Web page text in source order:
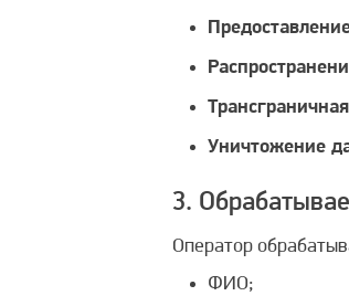
Уничтожение
3.
Оператор
ФИО;